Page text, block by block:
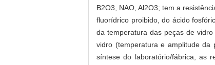
B2O3, NAO, Al2O3; tem a
fluorídrico proibido, do ácido
da temperatura das peças de
vidro (temperatura e amplitude
síntese do laboratório/fábrica, as